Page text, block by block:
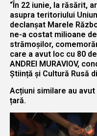
“În 22 iunie, la răsărit,
asupra teritoriului
declanșat Marele
ne-a costat milioane
strămoșilor,
care a avut loc cu 80
ANDREI MURAVIOV,
Știință și Cultură Rusă
Acțiuni similare au
țară.
Player
video